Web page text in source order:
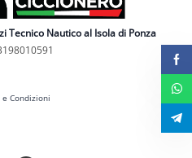
Tecnico Nautico al Isola di Ponza
Condizioni